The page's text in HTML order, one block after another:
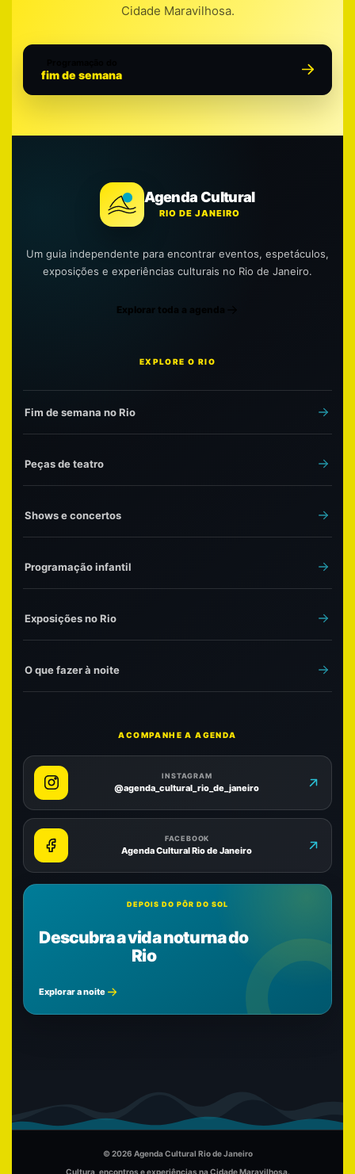
Cidade Maravilhosa.
fim de semana
Agenda Cultural
RIO DE JANEIRO
Um guia independente para encontrar eventos, espetáculos,
exposições e experiências culturais no Rio de Janeiro.
Explorar toda a agenda
EXPLORE O RIO
Fim de semana no Rio
Peças de teatro
Shows e concertos
Programação infantil
Exposições no Rio
O que fazer à noite
ACOMPANHE A AGENDA
INSTAGRAM
@agenda_cultural_rio_de_janeiro
FACEBOOK
Agenda Cultural Rio de Janeiro
DEPOIS DO PÔR DO SOL
Descubra a vida noturna do
Rio
Explorar a noite
© 2026 Agenda Cultural Rio de Janeiro
Cultura, encontros e experiências na Cidade Maravilhosa.